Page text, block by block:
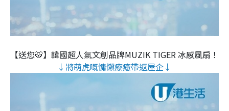
【送您🐯】韓國超人氣文創品牌MUZIK TIGER 冰感風扇！
↓將萌虎嘅慵懶療癒帶返屋企↓